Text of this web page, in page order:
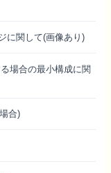
に関して(画像あり)
場合の最小構成に関
合)